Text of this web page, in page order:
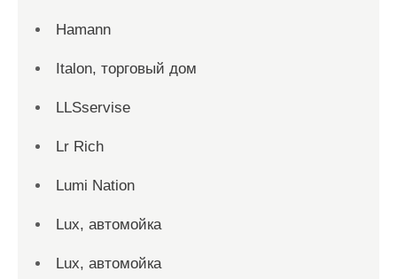
Hamann
Italon, торговый дом
LLSservise
Lr Rich
Lumi Nation
Lux, автомойка
Lux, автомойка